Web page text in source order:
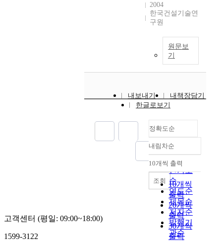
2004
한국건설기술연
구원
원문보
기
내보내기
내책장담기
한글로보기
정확도순
정확도
순
인기도
순
연도순
제목순
저자순
발행기
관순
내림차순
내림차순
10개씩 출력
10개씩
출력
20개씩
출력
30개씩
출력
조회
고객센터 (평일: 09:00~18:00)
1599-3122